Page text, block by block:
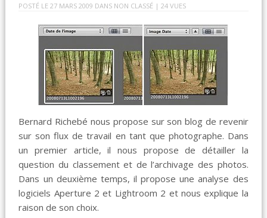
POSTÉ LE 27 MARS 2009 DANS NON CLASSÉ | 24 VUES
Bernard Richebé nous propose sur son blog de revenir
sur son flux de travail en tant que photographe. Dans
un premier article, il nous propose de détailler la
question du classement et de l’archivage des photos.
Dans un deuxième temps, il propose une analyse des
logiciels Aperture 2 et Lightroom 2 et nous explique la
raison de son choix.